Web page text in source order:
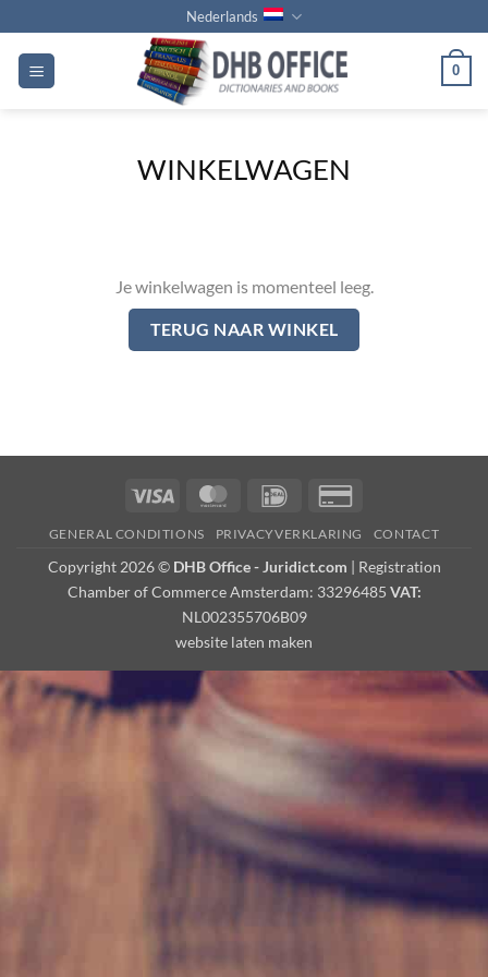
naar
inhoud
Nederlands
0
WINKELWAGEN
Je winkelwagen is momenteel leeg.
TERUG NAAR WINKEL
Visa MasterCardIDeal
2
GENERAL CONDITIONS PRIVACYVERKLARING CONTACT
Copyright 2026 © DHB Office - Juridict.com | Registration
Chamber of Commerce Amsterdam: 33296485 VAT:
NL002355706B09
website laten maken